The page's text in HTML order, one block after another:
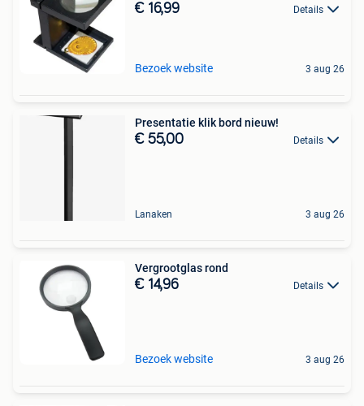
€ 16,99 Details
Bezoek website 3 aug 26
Presentatie klik bord nieuw!
€ 55,00 Details
Lanaken 3 aug 26
Vergrootglas rond
€ 14,96 Details
Bezoek website 3 aug 26